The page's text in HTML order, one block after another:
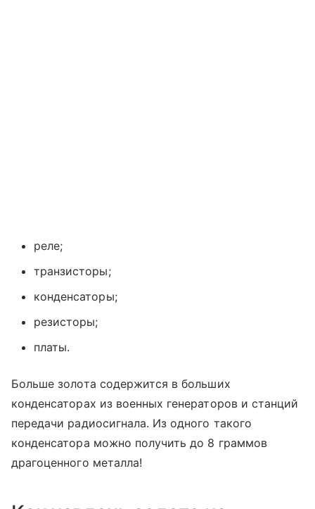
реле;
транзисторы;
конденсаторы;
резисторы;
платы.
Больше золота содержится в больших
конденсаторах из военных генераторов и станций
передачи радиосигнала. Из одного такого
конденсатора можно получить до 8 граммов
драгоценного металла!